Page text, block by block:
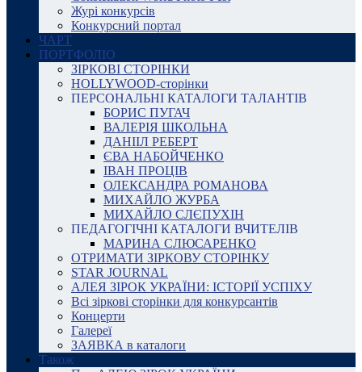
Журі конкурсів
Конкурсний портал
ЧАРТ
ПОРТФОЛІО
ЗІРКОВІ СТОРІНКИ
HOLLYWOOD-сторінки
ПЕРСОНАЛЬНІ КАТАЛОГИ ТАЛАНТІВ
БОРИС ПУГАЧ
ВАЛЕРІЯ ШКОЛЬНА
ДАНІІЛ РЕБЕРТ
ЄВА НАБОЙЧЕНКО
ІВАН ПРОЦІВ
ОЛЕКСАНДРА РОМАНОВА
МИХАЙЛО ЖУРБА
МИХАЙЛО СЛЄПУХІН
ПЕДАГОГІЧНІ КАТАЛОГИ ВЧИТЕЛІВ
МАРИНА СЛЮСАРЕНКО
ОТРИМАТИ ЗІРКОВУ СТОРІНКУ
STAR JOURNAL
АЛЕЯ ЗІРОК УКРАЇНИ: ІСТОРІЇ УСПІХУ
Всі зіркові сторінки для конкурсантів
Концерти
Галереї
ЗАЯВКА в каталоги
Також